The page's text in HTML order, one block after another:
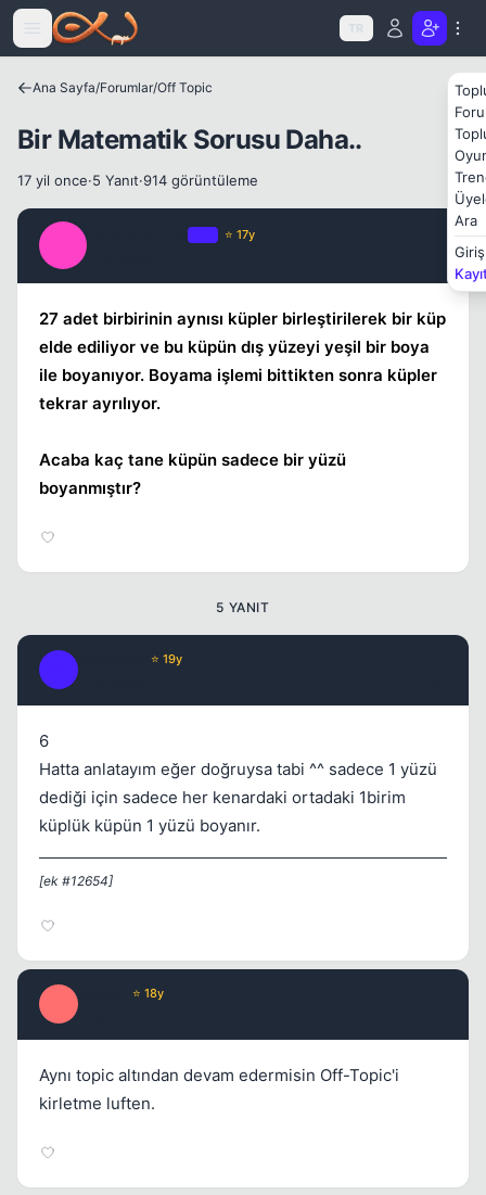
Icerige atla
TR
Ara
Giriş
Ana Sayfa/Forumlar/Off Topic
Bir Matematik Sorusu Daha..
17 yil once·5 Yanıt·914 görüntüleme
⭐ 17y
27 adet birbirinin aynısı küpler birleştirilerek bir küp
elde ediliyor ve bu küpün dış yüzeyi yeşil bir boya
ile boyanıyor. Boyama işlemi bittikten sonra küpler
tekrar ayrılıyor.
Acaba kaç tane küpün sadece bir yüzü
boyanmıştır?
5 YANIT
⭐ 19y
6
Hatta anlatayım eğer doğruysa tabi ^^ sadece 1 yüzü
dediği için sadece her kenardaki ortadaki 1birim
küplük küpün 1 yüzü boyanır.
[ek #12654]
⭐ 18y
Aynı topic altından devam edermisin Off-Topic'i
kirletme luften.